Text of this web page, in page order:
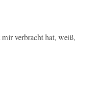
ver­bracht hat, weiß,